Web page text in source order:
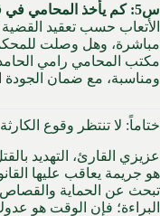
س5: كم يأخذ المحامي في قضايا التهديد؟
الأتعاب حسب تعقيد
مباشرة، وهل وصلت
مكتب المحامي رامي
ومناسبة، مع ضمان الجودة
ختاماً: لا تنتظر وقوع الكارثة
عزيزي القارئ، التهديد
هو جريمة يعاقب عليها
تبحث عن الحماية
البراءة؛ فإن الوقت هو